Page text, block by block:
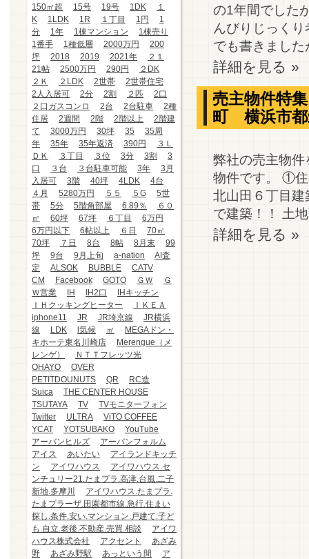
150㎡超
15号 19号 1DK
１
K
1LDK 1R １丁目 1円
1
分
1年 1棟マンション
1棟売り
1番手
1種低層 2000万円
200
坪
2018 2019 2021年
２１
21帖
2500万円 290円
２DK
２Ｋ
２LDK 2世帯
2世帯住宅
2人入居可
2分 2割 ２匹
2口
２口ガスコンロ
2台 2台駐車
2種
住居
2週間 2階 2階以上
2階建
て
3000万円 30坪 35
35周
年
35年 35年返済 390円
３Ｌ
ＤＫ
３丁目 ３位 3分 3割
3
口
３台 ３台駐車可能 3年
3月
入居可
3階 40坪 4LDK
4台
４月
5280万円 ５５ ５G
5世
帯
5分 5階角部屋 6.89％
６０
㎡
60坪 67坪 ６丁目
6万円
6万円以下
6帖以上 ６日
70㎡
70坪
７日 8台 8帖 8月末
99
坪
9台 9月上旬 a-nation
AI査
定
ALSOK BUBBLE
CATV
CM
Facebook GOTO ＧＷ
Ｇ
Ｗ営業
IH IH2口
IHキッチン
ＩＨクッキングヒーター
ＩＫＥＡ
iphone11
JR JR埼京線
JR横浜
線
LDK l気候 ㎡
MEGAドン・
キホーテ東名川崎店
Merengue（メ
レンゲ）
ＮＴＴフレッツ光
OHAYO
OVER
PETITDOUNUTS
QR
RC造
Suica
THE CENTER HOUSE
TSUTAYA
TV
TVモニターフォン
Twitter
ULTRA
ViTO COFFEE
YCAT
YOTSUBAKO
YouTube
アーバンヒルズ
アーバンフォルム
アイス
あいたい
アイランドキッチ
ン
アイワハウス
アイワハウス.セ
ンチュリー21.たまプラ.高津.台風.二子
新地.多摩川
アイワハウス.たまプラ.
たまプラーザ.田園都市線.急行.住まい
探し.条件.安い.マンション.戸建て.子ど
も.自立.老後.不動産.売買.相談
アイワ
ハウス株式会社
アクセント
あざみ
野
あざみ野駅 あっという間
ア
の1年間でした
んびりじっく
でも書きまし
詳細を見る »
売主物件特
町 横浜市
弊社の売主物
物件です。 ①住
北山田６丁目
で建築！！ 土
詳細を見る »